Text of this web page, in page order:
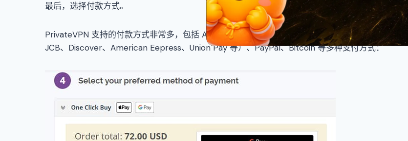
最后，选择付款方式。
PrivateVPN 支持的付款方式非常多，包括 Apple Pay、Google Pay、信用卡（Visa、MasterCard、
JCB、Discover、American Eepress、Union Pay 等）、PayPal、Bitcoin 等多种支付方式：